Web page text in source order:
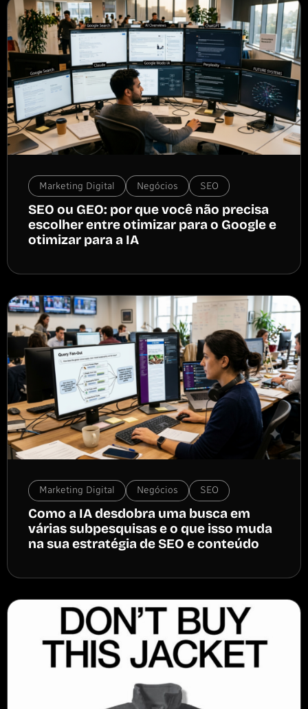
Marketing Digital Negócios SEO
SEO ou GEO: por que você não precisa
escolher entre otimizar para o Google e
otimizar para a IA
Marketing Digital Negócios SEO
Como a IA desdobra uma busca em
várias subpesquisas e o que isso muda
na sua estratégia de SEO e conteúdo